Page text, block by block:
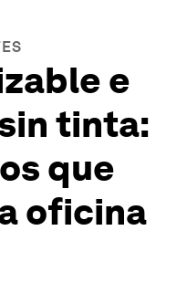
e
tinta:
que
oficina